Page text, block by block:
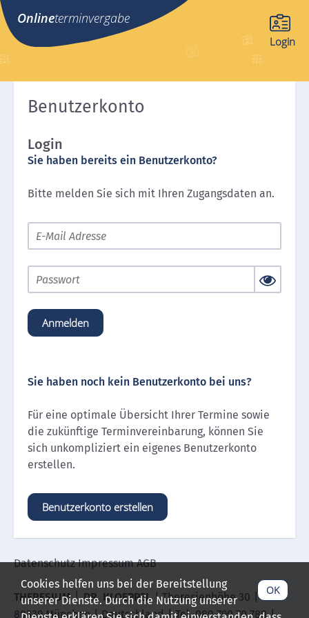
OK
Cookies helfen uns bei der Bereitstellung
unserer Dienste. Durch die Nutzung unserer
Onlineterminvergabe
Login
Benutzerkonto
Login
Sie haben bereits ein Benutzerkonto?
Bitte melden Sie sich mit Ihren Zugangsdaten an.
Anmelden
Sie haben noch kein Benutzerkonto bei uns?
Für eine optimale Übersicht Ihrer Termine sowie
die zukünftige Terminvereinbarung, können Sie
sich unkompliziert ein eigenes Benutzerkonto
erstellen.
Benutzerkonto erstellen
Datenschutz Impressum AGB
THERESIUM │ DR. KLOEPPEL
Theresienhöhe 30
80339 München
Deutschland Tel. 089-790 70 780